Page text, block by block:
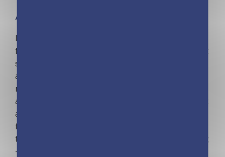
À partir de 5 ans
Illumine tes cartes licornes et fées avec des
feuilles à paillettes ! C’est magique, ça brille… et
sans en mettre partout ! Détache les zones
autocollantes avec le stylet. Applique la face
métallique de la feuille pailletée sur la partie
adhésive. Frotte avec ton doigt ou délicatement
avec ton stylet et retire tout doucement la
feuille. La pochette contient : – 6 feuilles
transfert effet paillettes ; – 5 cartes à pailleter ;
– 5 coloriages ; – 1 pique en bois à double